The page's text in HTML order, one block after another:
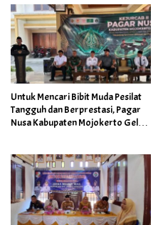
Untuk Mencari Bibit Muda Pesilat
Tangguh dan Berprestasi, Pagar
Nusa Kabupaten Mojokerto Gelar